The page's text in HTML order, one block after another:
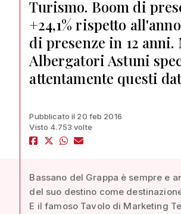
Turismo. Boom di
+24,1% rispetto
di presenze in 12
Albergatori Astuni
attentamente questi
Pubblicato il 20 feb 2016
Visto 4.753 volte
Bassano del Grappa è sempre e
del suo destino come
E il famoso Tavolo di Marketing